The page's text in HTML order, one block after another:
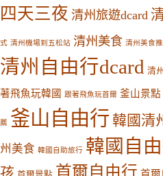
四天三夜 清州旅遊dcard
式 清州機場到五松站 清州美食 清州美食
清州自由行dcard 清
著飛魚玩韓國 跟著飛魚玩首爾 釜山景點
薦 釜山自由行 韓國清
州美食 韓國自助旅行 韓國自
孩
首爾自由行